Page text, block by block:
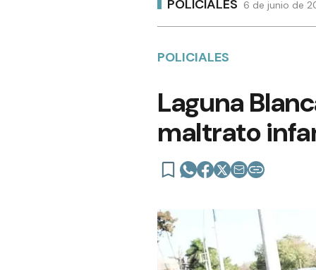
POLICIALES 6 de junio de
POLICIALES
Laguna
maltrato